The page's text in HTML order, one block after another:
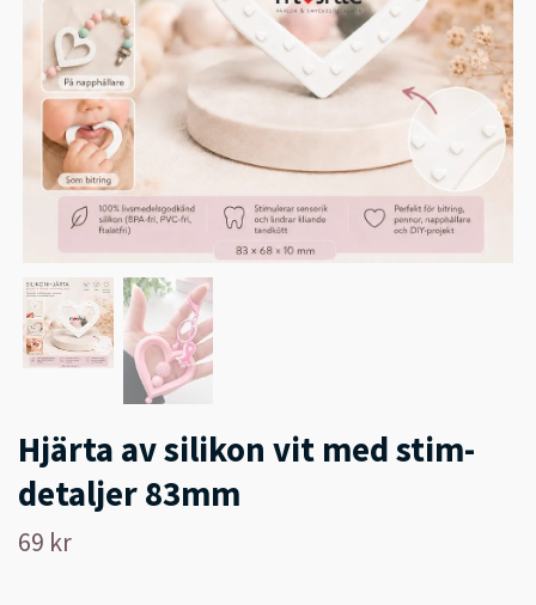
Hjärta av silikon vit med stim-
detaljer 83mm
69 kr